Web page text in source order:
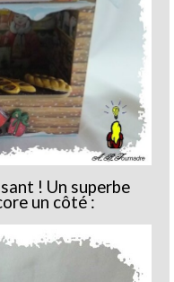
! Un superbe
un côté :